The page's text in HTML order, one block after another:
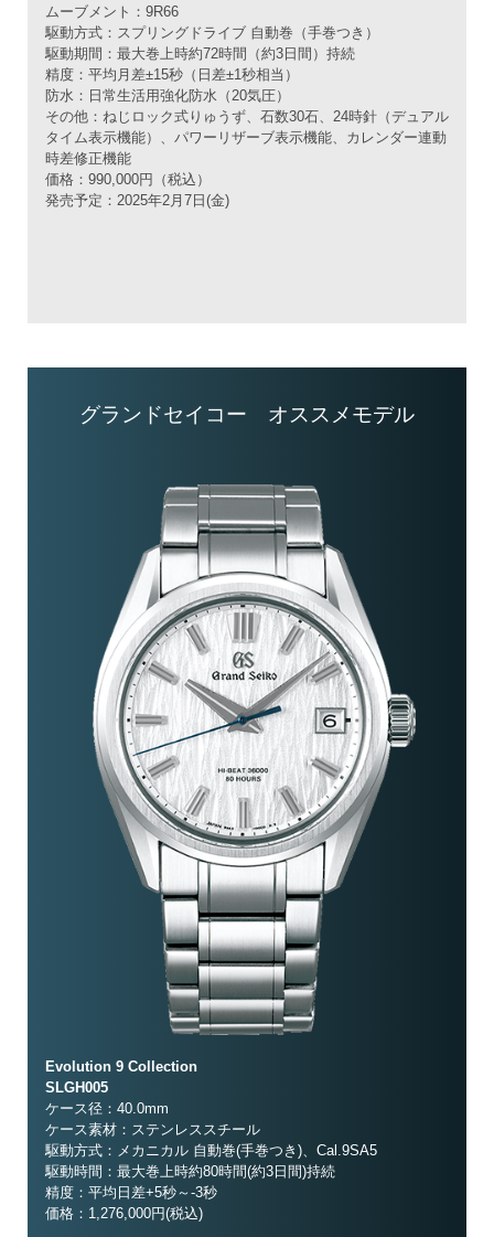
ムーブメント：9R66
駆動方式：スプリングドライブ 自動巻（手巻つき）
駆動期間：最大巻上時約72時間（約3日間）持続
精度：平均月差±15秒（日差±1秒相当）
防水：日常生活用強化防水（20気圧）
その他：ねじロック式りゅうず、石数30石、24時針（デュアル
タイム表示機能）、パワーリザーブ表示機能、カレンダー連動
時差修正機能
価格：990,000円（税込）
発売予定：2025年2月7日(金)
グランドセイコー オススメモデル
Evolution 9 Collection
SLGH005
ケース径：40.0mm
ケース素材：ステンレススチール
駆動方式：メカニカル 自動巻(手巻つき)、Cal.9SA5
駆動時間：最大巻上時約80時間(約3日間)持続
精度：平均日差+5秒～-3秒
価格：1,276,000円(税込)